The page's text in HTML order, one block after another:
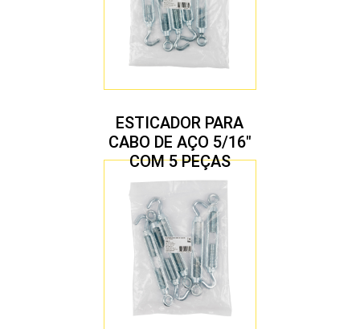
ESTICADOR PARA
CABO DE AÇO 5/16″
COM 5 PEÇAS